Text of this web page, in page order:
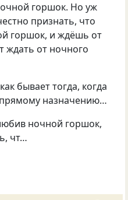
горшок. Но уж
признать, что
горшок, и ждёшь от
ждать от ночного
бывает тогда, когда
назначению…
ночной горшок,
чт…